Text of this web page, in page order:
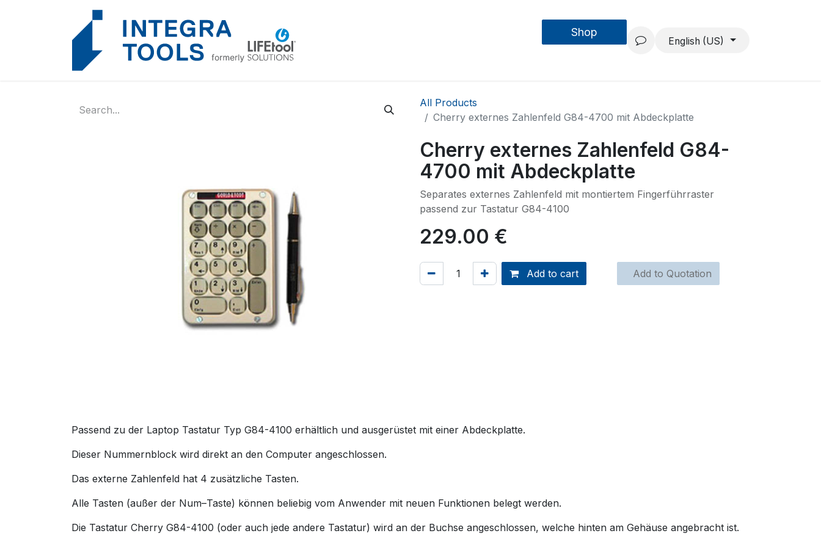
Forschung & Entwicklung Projekte
Shop
English (US)
All Products
Cherry externes Zahlenfeld G84-4700 mit Abdeckplatte
Cherry externes Zahlenfeld G84-
4700 mit Abdeckplatte
Separates externes Zahlenfeld mit montiertem Fingerführraster
passend zur Tastatur G84-4100
229.00 €
Add to cart Add to Quotation
Passend zu der Laptop Tastatur Typ G84-4100 erhältlich und ausgerüstet mit einer Abdeckplatte.
Dieser Nummernblock wird direkt an den Computer angeschlossen.
Das externe Zahlenfeld hat 4 zusätzliche Tasten.
Alle Tasten (außer der Num–Taste) können beliebig vom Anwender mit neuen Funktionen belegt werden.
Die Tastatur Cherry G84-4100 (oder auch jede andere Tastatur) wird an der Buchse angeschlossen, welche hinten am Gehäuse angebracht ist.
Cookies management panel